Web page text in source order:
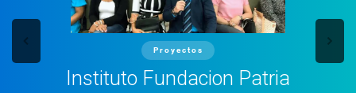
Proyectos
Instituto Fundacion Patria